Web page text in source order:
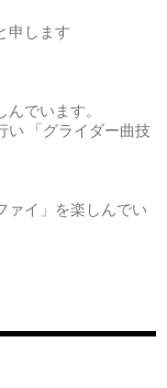
申します
でいます。
い 「グライダー曲技
ァイ」を楽しんでい